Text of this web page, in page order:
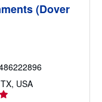
(Dover
USA